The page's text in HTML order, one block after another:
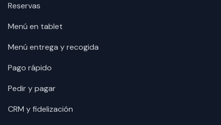
Reservas
Menú en tablet
Menú entrega y recogida
Pago rápido
Pedir y pagar
CRM y fidelización